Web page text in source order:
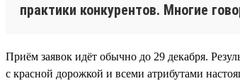
практики конкурентов. Многие
Приём заявок идёт обычно до 29 декабря.
с красной дорожкой и всеми атрибутами